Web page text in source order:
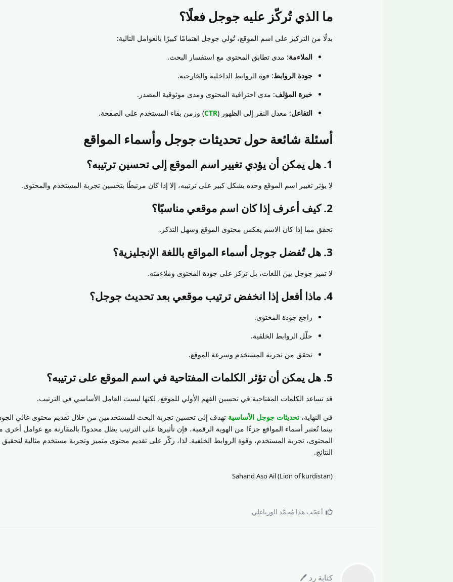
ما الذي تُركّز عليه جوجل فعلًا؟
بدلًا من التركيز على اسم الموقع، تُولي جوجل اهتمامًا كبيرًا بالعوامل التالية:
الملاءمة: مدى تطابق المحتوى مع استفسار البحث.
جودة الروابط: قوة الروابط الداخلية والخارجية.
خبرة المؤلف: مدى احترافية المحتوى ومدى موثوقية المصدر.
التفاعل: معدل النقر إلى الظهور (CTR) وزمن بقاء المستخدم على الصفحة.
أسئلة شائعة حول تحديثات جوجل وأسماء المواقع
1. هل يمكن أن يؤدي تغيير اسم الموقع إلى تحسين ترتيبه؟
لا يؤثر تغيير اسم الموقع وحده بشكل كبير على ترتيبه، إلا إذا كان مرتبطًا بتحسين تجربة المستخدم والمحتوى.
2. كيف أعرف إذا كان اسم موقعي مناسبًا؟
تحقق مما إذا كان الاسم يعكس محتوى الموقع وسهل التذكر.
3. هل تُفضل جوجل أسماء المواقع باللغة الإنجليزية؟
لا تميز جوجل بين اللغات، بل تركز على جودة المحتوى وملاءمته.
4. ماذا أفعل إذا انخفض ترتيب موقعي بعد تحديث جوجل؟
راجع جودة المحتوى.
حلّل الروابط الخلفية.
تحقق من تجربة المستخدم وسرعة الموقع.
5. هل يمكن أن تؤثر الكلمات المفتاحية في اسم الموقع على ترتيبه؟
قد تساعد الكلمات المفتاحية في تحسين الفهم الأولي للموقع، لكنها ليست العامل الأساسي في الترتيب.
في النهاية، تحديثات جوجل الأساسية تهدف إلى تحسين تجربة البحث للمستخدمين من خلال تقديم محتوى عالي
بينما تُعتبر أسماء المواقع جزءًا من الهوية الرقمية، فإن تأثيرها على الترتيب يظل محدودًا بالمقارنة مع عوامل
المحتوى، تجربة المستخدم، وقوة الروابط الخلفية. لذا، ركّز على تقديم محتوى متميز وتجربة مستخدم مثالية
النتائج.
Sahand Aso Ail (Lion of kurdistan)
أعجَب هذا مُحمَّد الورياغلي.
كتابة رد 🖊️